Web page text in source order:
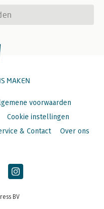
MAKEN
voorwaarden
Cookie instellingen
& Contact Over ons
BV